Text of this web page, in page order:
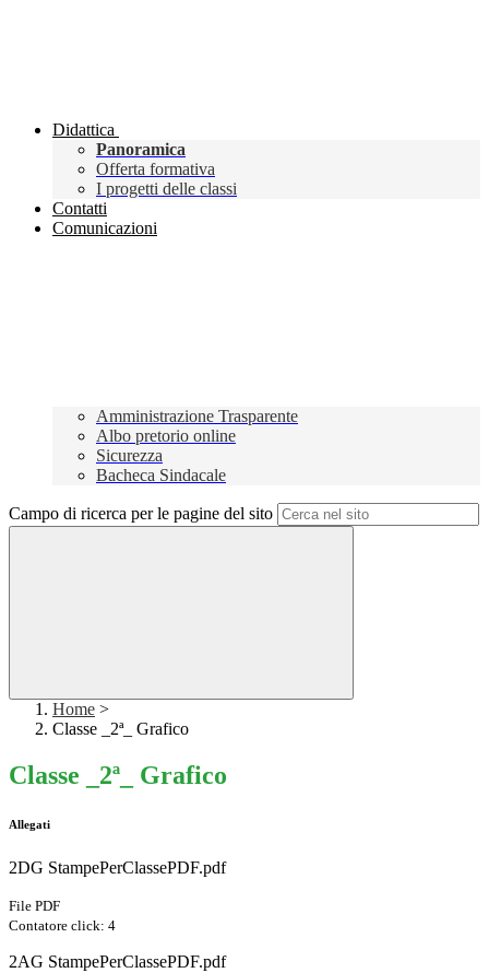
Didattica
Panoramica
Offerta formativa
I progetti delle classi
Contatti
Comunicazioni
Amministrazione Trasparente
Albo pretorio online
Sicurezza
Bacheca Sindacale
Campo di ricerca per le pagine del sito
Home >
Classe _2ª_ Grafico
Classe _2ª_ Grafico
Allegati
2DG StampePerClassePDF.pdf
File PDF
Contatore click: 4
2AG StampePerClassePDF.pdf